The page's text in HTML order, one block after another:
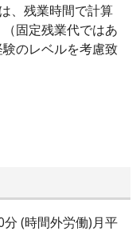
、残業時間で計算
固定残業代ではあ
のレベルを考慮致
(時間外労働)月平